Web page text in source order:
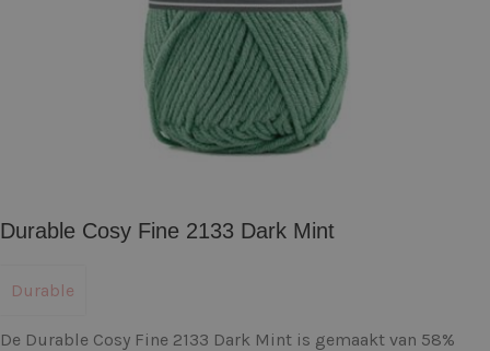
Durable Cosy Fine 2133 Dark Mint
Durable
De Durable Cosy Fine 2133 Dark Mint is gemaakt van 58%